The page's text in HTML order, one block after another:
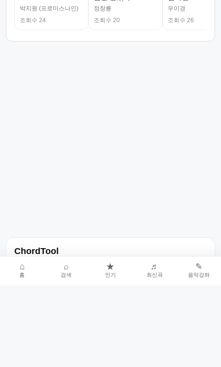
박지원 (프로미스나인)
조회수 24
정창룡
조회수 20
우이경
조회수 26
ChordTool
노래 가사, 곡 정보, 코드, 악보를 한곳에서 찾을 수 있는 음악 정보
서비스입니다.
⌂
홈
⌕
검색
★
인기
♬
최신곡
✎
음악강좌